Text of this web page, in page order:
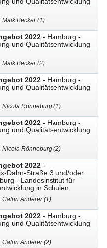
Maik Becker (1)
2022 - Hamburg -
und Qualitätsentwicklung
Maik Becker (2)
2022 - Hamburg -
und Qualitätsentwicklung
Nicola Rönneburg (1)
2022 - Hamburg -
und Qualitätsentwicklung
Nicola Rönneburg (2)
2022 -
Dahn-Straße 3 und/oder
- Landesinstitut für
in Schulen
Catrin Anderer (1)
2022 - Hamburg -
und Qualitätsentwicklung
Catrin Anderer (2)